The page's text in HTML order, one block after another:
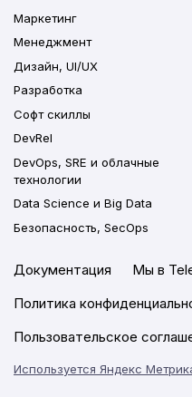
Маркетинг
Менеджмент
Дизайн, UI/UX
Разработка
Софт скиллы
DevRel
DevOps, SRE и облачные
технологии
Data Science и Big Data
Безопасность, SecOps
Документация
Мы в
Политика
Пользовательское
Используется Яндекс